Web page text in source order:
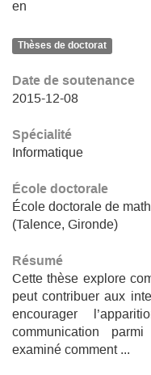
en
Thèses de doctorat
Date de soutenance
2015-12-08
Spécialité
Informatique
École doctorale
École doctorale de
(Talence, Gironde)
Résumé
Cette thèse explore
peut contribuer aux
encourager
communication
examiné comment ...